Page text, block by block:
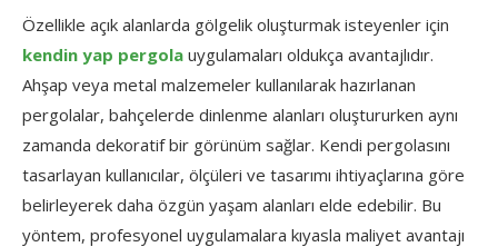
Özellikle açık alanlarda gölgelik oluşturmak isteyenler için
kendin yap pergola uygulamaları oldukça avantajlıdır.
Ahşap veya metal malzemeler kullanılarak hazırlanan
pergolalar, bahçelerde dinlenme alanları oluştururken aynı
zamanda dekoratif bir görünüm sağlar. Kendi pergolasını
tasarlayan kullanıcılar, ölçüleri ve tasarımı ihtiyaçlarına göre
belirleyerek daha özgün yaşam alanları elde edebilir. Bu
yöntem, profesyonel uygulamalara kıyasla maliyet avantajı